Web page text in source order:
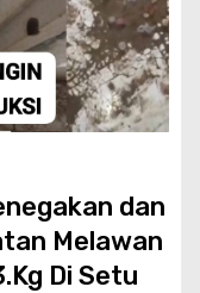
dan
Melawan
Di Setu